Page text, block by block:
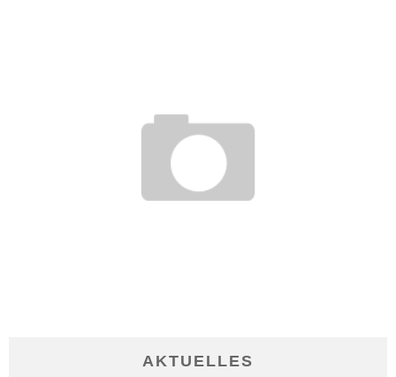
AKTUELLES